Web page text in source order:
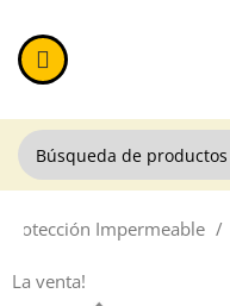
Protección Impermeable
La venta!